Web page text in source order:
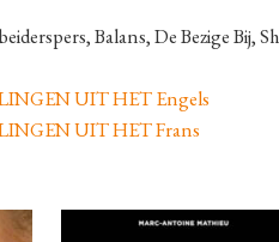
Balans, De Bezige Bij,
UIT HET Engels
UIT HET Frans